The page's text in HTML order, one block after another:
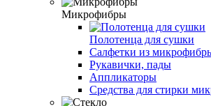
Микрофибры
Полотенца для сушки
Салфетки из
Рукавички, пады
Аппликаторы
Средства для стирки